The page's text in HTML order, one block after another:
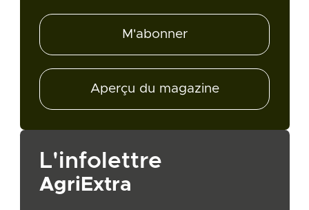
M'abonner
Aperçu du magazine
L'infolettre
AgriExtra